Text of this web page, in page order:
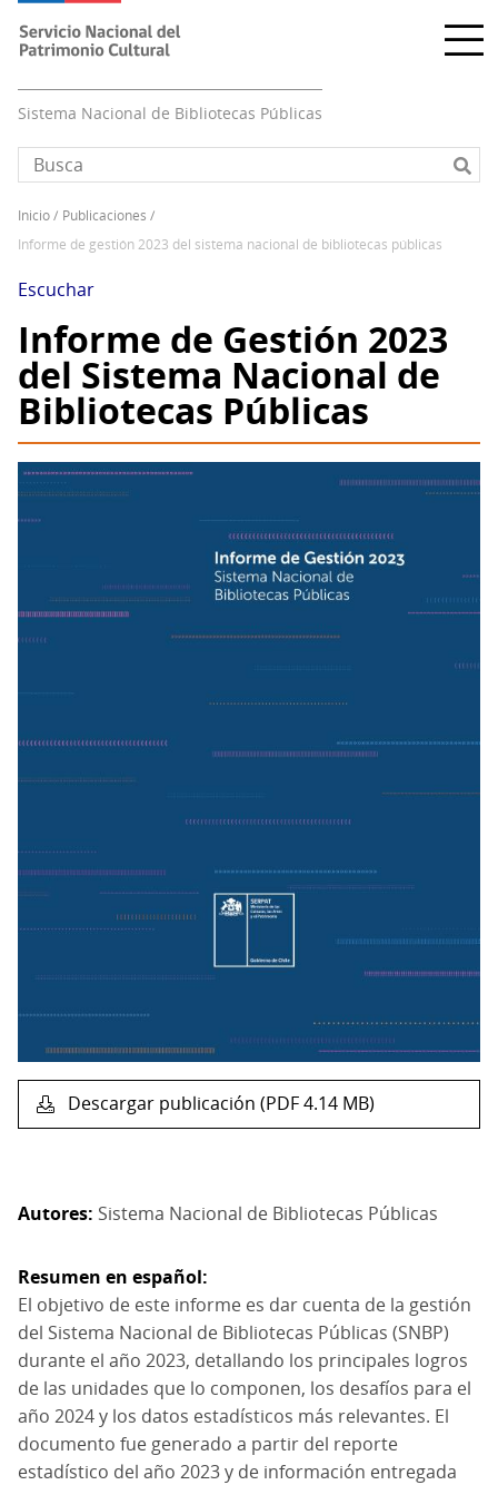
principal
Sistema Nacional de Bibliotecas Públicas
Sobrescribir
enlaces
de
ayuda
a
la
navegación
inicio
publicaciones
informe de gestión 2023 del sistema nacional de bibliotecas públicas
Escuchar
Informe de Gestión 2023
del Sistema Nacional de
Bibliotecas Públicas
Descargar publicación (PDF 4.14 MB)
Autores Sistema Nacional de Bibliotecas Públicas
Resumen en español
El objetivo de este informe es dar cuenta de la gestión
del Sistema Nacional de Bibliotecas Públicas (SNBP)
durante el año 2023, detallando los principales logros
de las unidades que lo componen, los desafíos para el
año 2024 y los datos estadísticos más relevantes. El
documento fue generado a partir del reporte
estadístico del año 2023 y de información entregada